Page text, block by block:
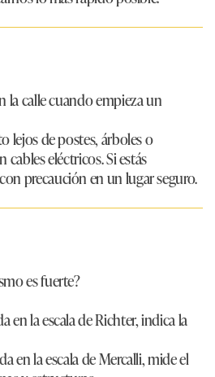
la calle cuando empieza un
lejos de postes, árboles o
eléctricos. Si estás
precaución en un lugar seguro.
es fuerte?
en la escala de Richter, indica la
en la escala de Mercalli, mide el